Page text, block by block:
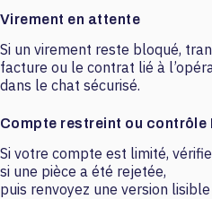
Virement en attente
Si un virement reste bloqué,
facture ou le contrat lié à
dans le chat sécurisé.
Compte restreint ou contrôle
Si votre compte est limité,
si une pièce a été rejetée,
puis renvoyez une version